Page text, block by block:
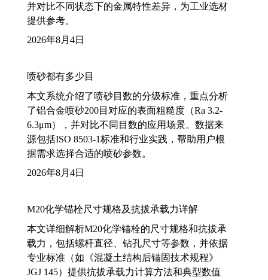
并对比不同状态下的金属特性差异，为工业选材
提供参考。
2026年8月4日
喷砂都有多少目
本文系统介绍了喷砂目数的分级标准，重点分析
了铝合金喷砂200目对应的表面粗糙度（Ra 3.2-
6.3μm），并对比不同目数的应用场景。数据来
源包括ISO 8503-1标准和行业实践，帮助用户根
据需求选择合适的喷砂参数。
2026年8月4日
M20化学锚栓尺寸规格及抗拔承载力详解
本文详细解析M20化学锚栓的尺寸规格和抗拔承
载力，包括螺杆直径、钻孔尺寸等参数，并依据
专业标准（如《混凝土结构后锚固技术规程》
JGJ 145）提供抗拔承载力计算方法和典型数值